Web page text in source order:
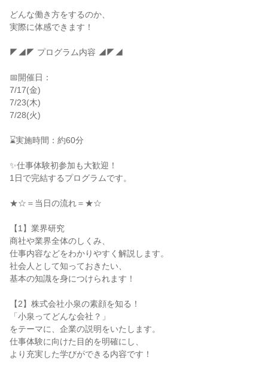
どんな働き方をするのか、
実際に体感できます！
◤◢◤ プログラム内容 ◢◤◢
📅開催日：
7/17(金)
7/23(木)
7/28(火)
⌛実施時間：約60分
✨仕事体験初参加も大歓迎！
1日で完結するプログラムです。
★☆＝当日の流れ＝★☆
【1】業界研究
商社や業界全体のしくみ、
仕事内容などをわかりやすく解説します。
社会人として知っておきたい、
基本の知識を身につけられます！
【2】株式会社小泉の素顔を知る！
「小泉ってどんな会社？」
をテーマに、企業の説明をいたします。
仕事体験に向けた目的を明確にし、
より充実した学びができる内容です！